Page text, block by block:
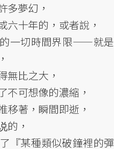
多夢幻，
六十年的，或者說，
一切時間界限——就是
無比之大，
不可想像的濃縮，
移著，瞬間即逝，
的，
『某種類似破鐘裡的彈